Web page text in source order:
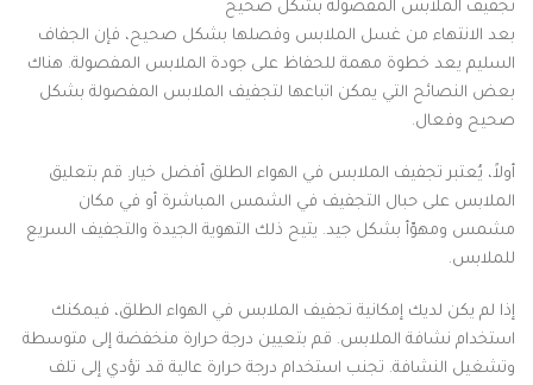
بعد الانتهاء من غسل الملابس وفصلها بشكل صحيح، فإن الجفاف
السليم يعد خطوة مهمة للحفاظ على جودة الملابس المفصولة. هناك
بعض النصائح التي يمكن اتباعها لتجفيف الملابس المفصولة بشكل
صحيح وفعال.
أولاً، يُعتبر تجفيف الملابس في الهواء الطلق أفضل خيار. قم بتعليق
الملابس على حبال التجفيف في الشمس المباشرة أو في مكان
مشمس ومهوّأ بشكل جيد. يتيح ذلك التهوية الجيدة والتجفيف السريع
للملابس.
إذا لم يكن لديك إمكانية تجفيف الملابس في الهواء الطلق، فيمكنك
استخدام نشافة الملابس. قم بتعيين درجة حرارة منخفضة إلى متوسطة
وتشغيل النشافة. تجنب استخدام درجة حرارة عالية قد تؤدي إلى تلف